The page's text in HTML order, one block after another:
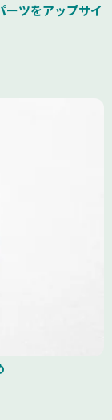
ツをアップサイ